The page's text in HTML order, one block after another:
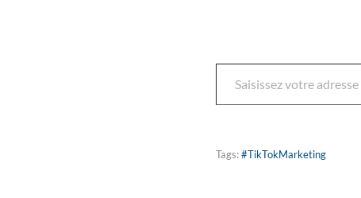
Tags:#TikTokMarketing